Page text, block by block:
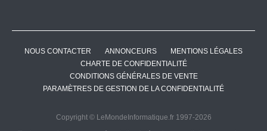
NOUS CONTACTER ANNONCEURS
MENTIONS LÉGALES
CHARTE DE CONFIDENTIALITÉ
CONDITIONS GÉNÉRALES DE VENTE
PARAMÈTRES DE GESTION DE LA CONFIDENTIALITÉ
Copyright © LeMondeInformatique.fr 1997-2026